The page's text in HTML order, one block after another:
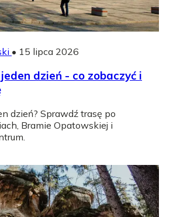
• 15 lipca 2026
dzień - co zobaczyć i
dzień? Sprawdź trasę po
Bramie Opatowskiej i